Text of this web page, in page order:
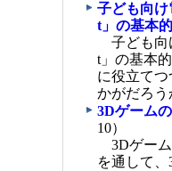
子ども向
t」の基本
子ども向
t」の基本
に役立て
かがだろう
3Dゲーム
10）
3Dゲーム
を通して